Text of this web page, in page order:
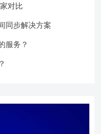
对比
同步解决方案
服务？